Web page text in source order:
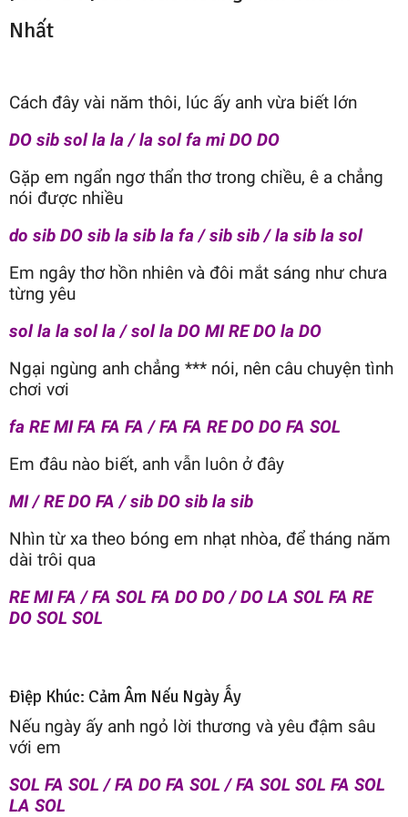
Nhất
Cách đây vài năm thôi, lúc ấy anh vừa biết lớn
DO sib sol la la / la sol fa mi DO DO
Gặp em ngẩn ngơ thẩn thơ trong chiều, ê a chẳng
nói được nhiều
do sib DO sib la sib la fa / sib sib / la sib la sol
Em ngây thơ hồn nhiên và đôi mắt sáng như chưa
từng yêu
sol la la sol la / sol la DO MI RE DO la DO
Ngại ngùng anh chẳng *** nói, nên câu chuyện tình
chơi vơi
fa RE MI FA FA FA / FA FA RE DO DO FA SOL
Em đâu nào biết, anh vẫn luôn ở đây
MI / RE DO FA / sib DO sib la sib
Nhìn từ xa theo bóng em nhạt nhòa, để tháng năm
dài trôi qua
RE MI FA / FA SOL FA DO DO / DO LA SOL FA RE
DO SOL SOL
Điệp Khúc: Cảm Âm Nếu Ngày Ấy
Nếu ngày ấy anh ngỏ lời thương và yêu đậm sâu
với em
SOL FA SOL / FA DO FA SOL / FA SOL SOL FA SOL
LA SOL